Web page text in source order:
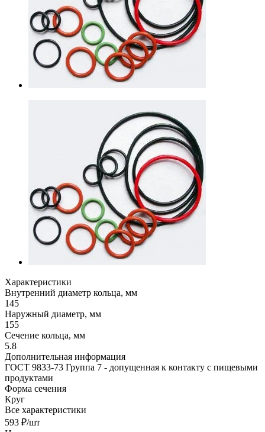
Характеристики
Внутренний диаметр кольца, мм
145
Наружный диаметр, мм
155
Сечение кольца, мм
5.8
Дополнительная информация
ГОСТ 9833-73 Группа 7 - допущенная к контакту с пищевыми
продуктами
Форма сечения
Круг
Все характеристики
593 ₽/шт